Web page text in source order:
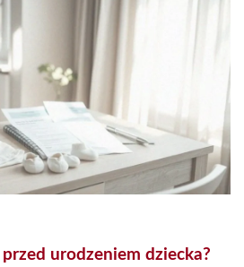
urodzeniem dziecka?